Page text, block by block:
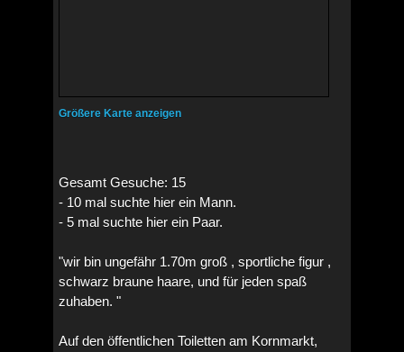
Größere Karte anzeigen
Gesamt Gesuche: 15
- 10 mal suchte hier ein Mann.
- 5 mal suchte hier ein Paar.
"wir bin ungefähr 1.70m groß , sportliche figur ,
schwarz braune haare, und für jeden spaß
zuhaben. "
Auf den öffentlichen Toiletten am Kornmarkt,